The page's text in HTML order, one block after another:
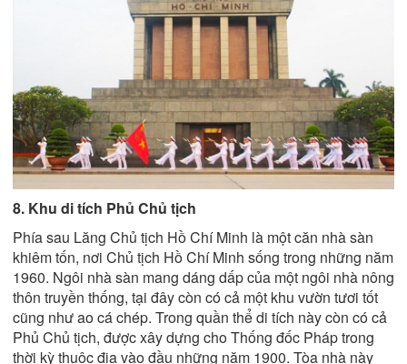
8. Khu di tích Phủ Chủ tịch
Phía sau Lăng Chủ tịch Hồ Chí Minh là một căn nhà sàn
khiêm tốn, nơi Chủ tịch Hồ Chí Minh sống trong những năm
1960. Ngôi nhà sàn mang dáng dấp của một ngôi nhà nông
thôn truyền thống, tại đây còn có cả một khu vườn tươi tốt
cũng như ao cá chép. Trong quần thể di tích này còn có cả
Phủ Chủ tịch, được xây dựng cho Thống đốc Pháp trong
thời kỳ thuộc địa vào đầu những năm 1900. Tòa nhà này